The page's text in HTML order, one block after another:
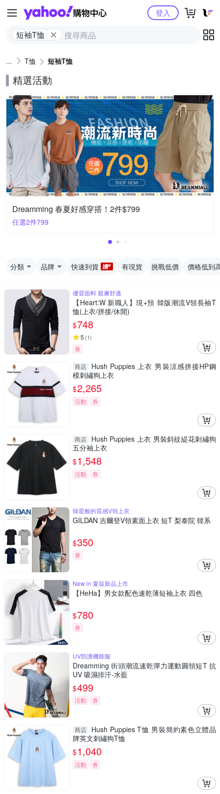
Yahoo購物中心
短袖T恤
登入
T恤 短袖T恤
精選活動
Dreamming 春夏好感穿搭！2件$799
任選2件799
分類 品牌 快速到貨 有現貨 挑戰低價 價格低到
優質面料 親膚舒適
【Heart:W 新職人】現+預 韓版潮流V領長袖T
恤(上衣/拼接/休閒)
$748
5 (1)
券
商店
Hush Puppies 上衣 男裝涼感拼接HP鋼
模刺繡狗上衣
$2,265
活動 券
商店
Hush Puppies 上衣 男裝斜紋緹花刺繡狗
五分袖上衣
$1,548
活動 券
韓星般的質感V領上衣
GILDAN 吉爾登V領素面上衣 短T 梨泰院 韓系
$350
券
New in 夏裝新品上市
【HeHa】男女款配色速乾薄短袖上衣 四色
$780
券
UV防護機能服
Dreamming 街頭潮流速乾彈力運動圓領短T 抗
UV 吸濕排汗-水藍
$499
活動 券
商店
Hush Puppies T恤 男裝簡約素色立體品
牌英文刺繡狗T恤
$1,040
活動 券